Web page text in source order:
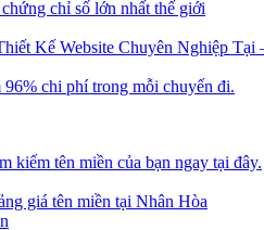
chỉ số lớn nhất thế giới
Kế Website Chuyên Nghiệp Tại
96% chi phí trong mỗi chuyến đi.
kiếm tên miền của bạn ngay tại đây.
giá tên miền tại Nhân Hòa